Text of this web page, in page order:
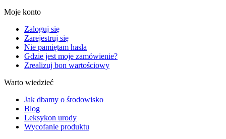
Moje konto
Zaloguj się
Zarejestruj się
Nie pamiętam hasła
Gdzie jest moje zamówienie?
Zrealizuj bon wartościowy
Warto wiedzieć
Jak dbamy o środowisko
Blog
Leksykon urody
Wycofanie produktu